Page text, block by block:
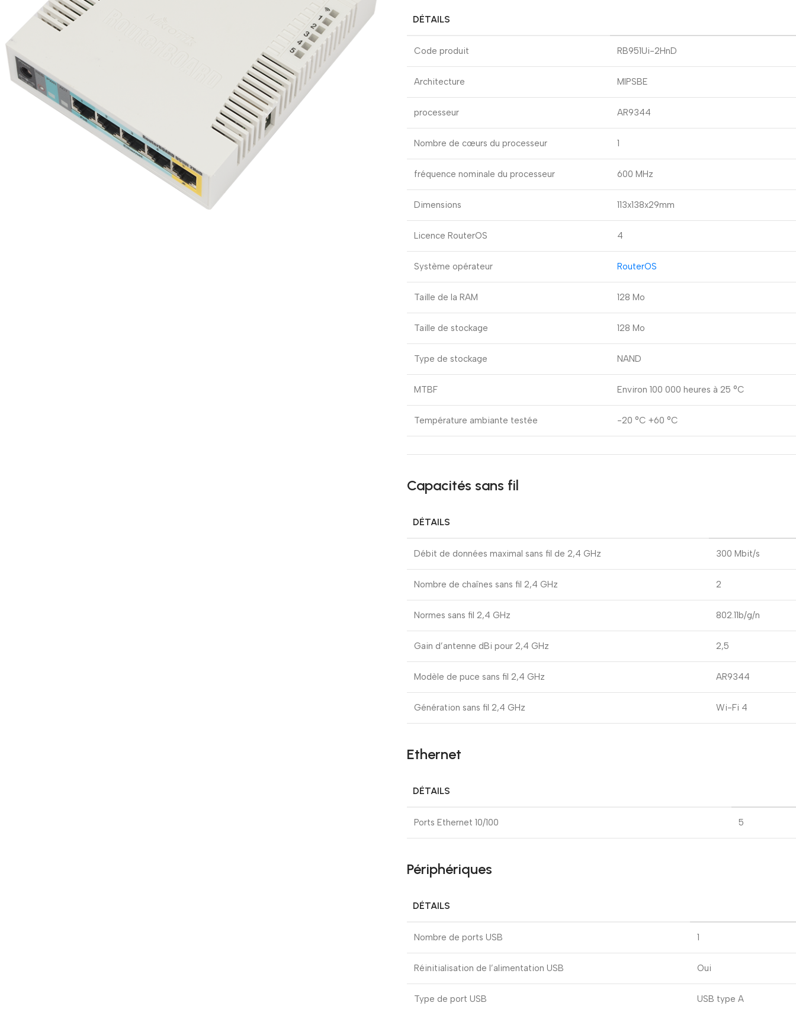
DÉTAILS
Code produit RB951Ui-2HnD
Architecture MIPSBE
processeur AR9344
Nombre de cœurs du processeur 1
fréquence nominale du processeur 600 MHz
Dimensions 113x138x29mm
Licence RouterOS 4
Système opérateur RouterOS
Taille de la RAM 128 Mo
Taille de stockage 128 Mo
Type de stockage NAND
MTBF Environ 100 000 heures à 25 °C
Température ambiante testée -20 °C +60 °C
Capacités sans fil
DÉTAILS
Débit de données maximal sans fil de 2,4 GHz 300 Mbit/s
Nombre de chaînes sans fil 2,4 GHz 2
Normes sans fil 2,4 GHz 802.11b/g/n
Gain d’antenne dBi pour 2,4 GHz 2,5
Modèle de puce sans fil 2,4 GHz AR9344
Génération sans fil 2,4 GHz Wi-Fi 4
Ethernet
DÉTAILS
Ports Ethernet 10/100 5
Périphériques
DÉTAILS
Nombre de ports USB 1
Réinitialisation de l’alimentation USB Oui
Type de port USB USB type A